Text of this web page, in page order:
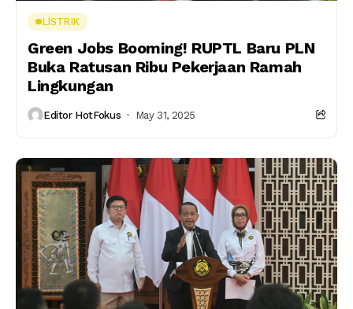
LISTRIK
Green Jobs Booming! RUPTL Baru PLN
Buka Ratusan Ribu Pekerjaan Ramah
Lingkungan
Editor HotFokus May 31, 2025